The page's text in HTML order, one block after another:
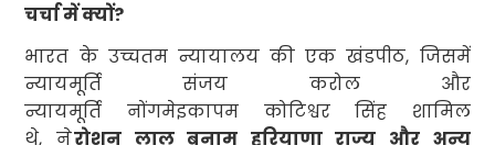
चर्चा में क्यों?
भारत के उच्चतम न्यायालय की एक खंडपीठ, जिसमें
न्यायमूर्ति संजय करोल और
न्यायमूर्ति नोंगमेइकापम कोटिश्वर सिंह शामिल
थे, नेरोशन लाल बनाम हरियाणा राज्य और अन्य